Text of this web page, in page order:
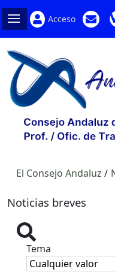
Acceso
El Consejo Andaluz
Noticias breves
Tema